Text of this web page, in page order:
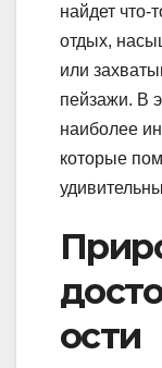
найдет что-
отдых,
или
пейзажи. В
наиболее
которые
ости